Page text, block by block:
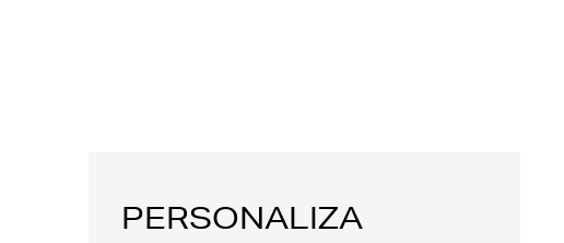
PERSONALIZA